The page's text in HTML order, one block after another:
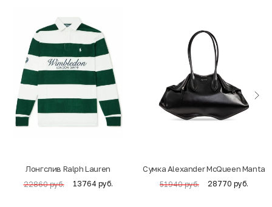
Лонгслив Ralph Lauren
22860 руб. 13764 руб.
Cумка Alexander McQueen Manta
51940 руб. 28770 руб.